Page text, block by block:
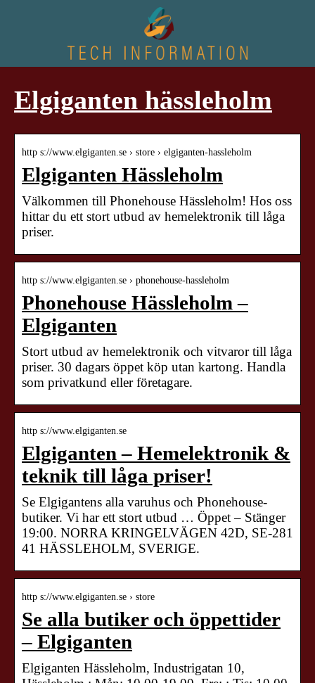
Elgiganten hässleholm
http s://www.elgiganten.se › store › elgiganten-hassleholm
Elgiganten Hässleholm
Välkommen till Phonehouse Hässleholm! Hos oss
hittar du ett stort utbud av hemelektronik till låga
priser.
http s://www.elgiganten.se › phonehouse-hassleholm
Phonehouse Hässleholm –
Elgiganten
Stort utbud av hemelektronik och vitvaror till låga
priser. 30 dagars öppet köp utan kartong. Handla
som privatkund eller företagare.
http s://www.elgiganten.se
Elgiganten – Hemelektronik &
teknik till låga priser!
Se Elgigantens alla varuhus och Phonehouse-
butiker. Vi har ett stort utbud … Öppet – Stänger
19:00. NORRA KRINGELVÄGEN 42D, SE-281
41 HÄSSLEHOLM, SVERIGE.
http s://www.elgiganten.se › store
Se alla butiker och öppettider
– Elgiganten
Elgiganten Hässleholm, Industrigatan 10,